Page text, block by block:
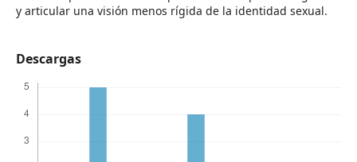
y articular una visión menos rígida de la identidad sexual.
Descargas